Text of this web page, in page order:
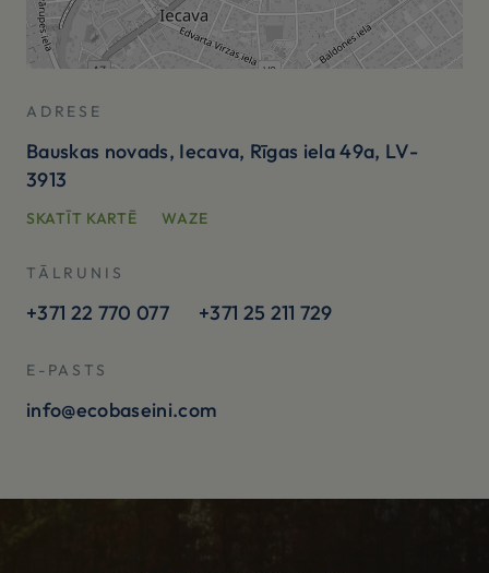
ADRESE
Bauskas novads, Iecava, Rīgas iela 49a, LV-
3913
SKATĪT KARTĒ WAZE
TĀLRUNIS
+371 22 770 077 +371 25 211 729
E-PASTS
info@ecobaseini.com